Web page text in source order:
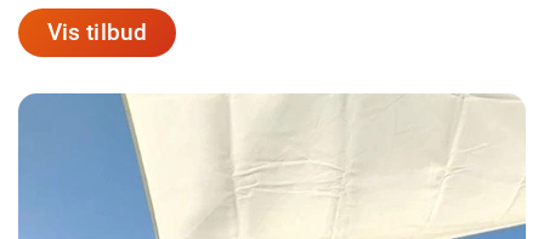
Vis tilbud